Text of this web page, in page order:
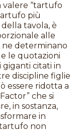
valere “tartufo
più
tavola, è
alle
ne determinano
e le quotazioni
giganti citati in
discipline figlie
essere ridotta a
che si
in sostanza,
in
non